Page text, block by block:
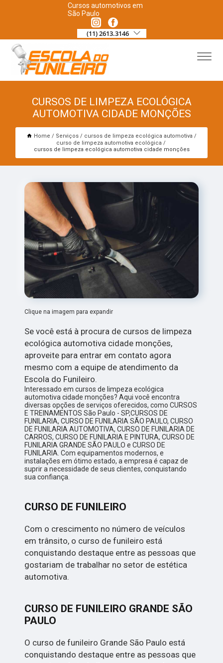
Cursos automotivos em
São Paulo
(11) 2613.3146
CURSOS DE LIMPEZA ECOLÓGICA
AUTOMOTIVA CIDADE MONÇÕES
Home Serviços
cursos de limpeza ecológica automotiva
curso de limpeza automotiva ecológica
cursos de limpeza ecológica automotiva cidade monções
Clique na imagem para expandir
Se você está à procura de cursos de limpeza
ecológica automotiva cidade monções,
aproveite para entrar em contato agora
mesmo com a equipe de atendimento da
Escola do Funileiro.
Interessado em cursos de limpeza ecológica
automotiva cidade monções? Aqui você encontra
diversas opções de serviços oferecidos, como CURSOS
E TREINAMENTOS São Paulo - SP,CURSOS DE
FUNILARIA, CURSO DE FUNILARIA SÃO PAULO, CURSO
DE FUNILARIA AUTOMOTIVA, CURSO DE FUNILARIA DE
CARROS, CURSO DE FUNILARIA E PINTURA, CURSO DE
FUNILARIA GRANDE SÃO PAULO e CURSO DE
FUNILARIA. Com equipamentos modernos, e
instalações em ótimo estado, a empresa é capaz de
suprir a necessidade de seus clientes, conquistando
sua confiança.
CURSO DE FUNILEIRO
Com o crescimento no número de veículos
em trânsito, o curso de funileiro está
conquistando destaque entre as pessoas que
gostariam de trabalhar no setor de estética
automotiva.
CURSO DE FUNILEIRO GRANDE SÃO
PAULO
O curso de funileiro Grande São Paulo está
conquistando destaque entre as pessoas que